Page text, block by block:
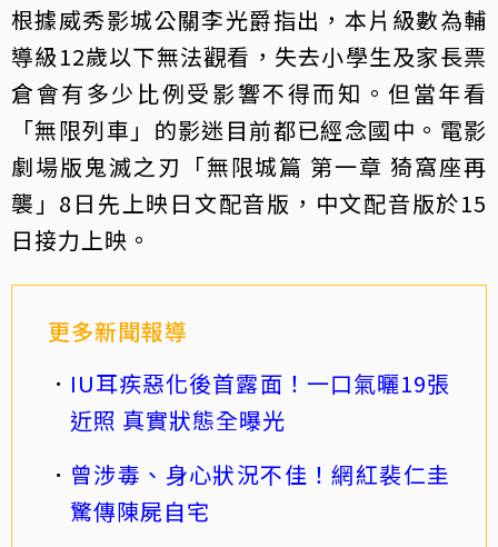
根據威秀影城公關李光爵指出，本片級數為輔
導級12歲以下無法觀看，失去小學生及家長票
倉會有多少比例受影響不得而知。但當年看
「無限列車」的影迷目前都已經念國中。電影
劇場版鬼滅之刃「無限城篇 第一章 猗窩座再
襲」8日先上映日文配音版，中文配音版於15
日接力上映。
更多新聞報導
IU耳疾惡化後首露面！一口氣曬19張
近照 真實狀態全曝光
曾涉毒、身心狀況不佳！網紅裴仁圭
驚傳陳屍自宅